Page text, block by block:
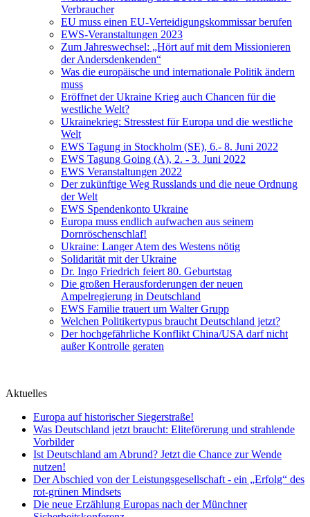
Verbraucher
EU muss einen EU-Verteidigungskommissar berufen
EWS-Veranstaltungen 2023
Zum Jahreswechsel: „Hört auf mit dem Missionieren
der Andersdenkenden“
Was die europäische und internationale Politik ändern
muss
Eröffnet der Ukraine Krieg auch Chancen für die
westliche Welt?
Ukrainekrieg: Stresstest für Europa und die westliche
Welt
EWS Tagung in Stockholm (SE), 6.- 8. Juni 2022
EWS Tagung Going (A), 2. - 3. Juni 2022
EWS Veranstaltungen 2022
Der zukünftige Weg Russlands und die neue Ordnung
der Welt
EWS Spendenkonto Ukraine
Europa muss endlich aufwachen aus seinem
Dornröschenschlaf!
Ukraine: Langer Atem des Westens nötig
Solidarität mit der Ukraine
Dr. Ingo Friedrich feiert 80. Geburtstag
Die großen Herausforderungen der neuen
Ampelregierung in Deutschland
EWS Familie trauert um Walter Grupp
Welchen Politikertypus braucht Deutschland jetzt?
Der hochgefährliche Konflikt China/USA darf nicht
außer Kontrolle geraten
Aktuelles
Europa auf historischer Siegerstraße!
Was Deutschland jetzt braucht: Eliteförerung und strahlende
Vorbilder
Ist Deutschland am Abrund? Jetzt die Chance zur Wende
nutzen!
Der Abschied von der Leistungsgesellschaft - ein „Erfolg“ des
rot-grünen Mindsets
Die neue Erzählung Europas nach der Münchner